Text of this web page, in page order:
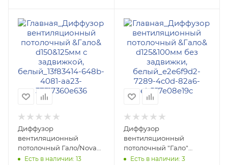
Диффузор
вентиляционный
потолочный Гало/Nova
d150/125мм с задвижкой,
Есть в наличии: 13
Диффузор
вентиляционный
потолочный "Гало"
d125/100мм без
Есть в наличии: 3